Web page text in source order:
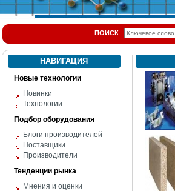
ПОИСК
НАВИГАЦИЯ
Новые технологии
Новинки
Технологии
Подбор оборудования
Блоги производителей
Поставщики
Производители
Тенденции рынка
Мнения и оценки